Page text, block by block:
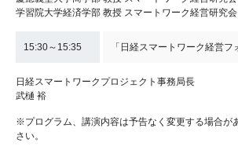
学習院大学経済学部 教授 スマートワーク経営研究
15:30～15:35 「日経スマートワーク経営
日経スマートワークプロジェクト事務局長
武樋 裕
※プログラム、講演内容は予告なく変更する場合が
さい。